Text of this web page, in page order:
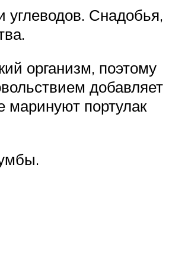
углеводов. Снадобья,
организм, поэтому
добавляет
портулак